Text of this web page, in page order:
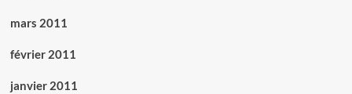
mars 2011
février 2011
janvier 2011